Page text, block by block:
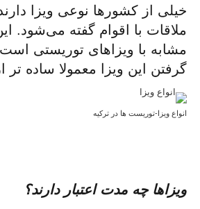
خیلی از کشورها نوعی ویزا
ملاقات با اقوام گفته می‌شود.
مشابه با ویزاهای توریستی
گرفتن این ویزا معمولا ساده
انواع ویزا-توریست ها در ترکیه
ویزاها چه مدت اعتبار دارند؟